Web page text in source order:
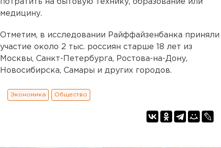
потратить на бытовую технику, образование или
медицину.
Отметим, в исследовании Райффайзенбанка приняли
участие около 2 тыс. россиян старше 18 лет из
Москвы, Санкт-Петербурга, Ростова-на-Дону,
Новосибирска, Самары и других городов.
Экономика Общество